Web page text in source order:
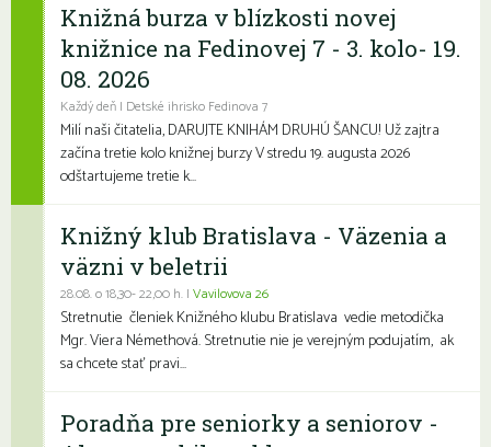
Knižná burza v blízkosti novej
knižnice na Fedinovej 7 - 3. kolo- 19.
08. 2026
Každý deň | Detské ihrisko Fedinova 7
Milí naši čitatelia, DARUJTE KNIHÁM DRUHÚ ŠANCU! Už zajtra
začína tretie kolo knižnej burzy V stredu 19. augusta 2026
odštartujeme tretie k...
Knižný klub Bratislava - Väzenia a
väzni v beletrii
28.08. o 18,30- 22,00 h. | Vavilovova 26
Stretnutie členiek Knižného klubu Bratislava vedie metodička
Mgr. Viera Némethová. Stretnutie nie je verejným podujatím, ak
sa chcete stať pravi...
Poradňa pre seniorky a seniorov -